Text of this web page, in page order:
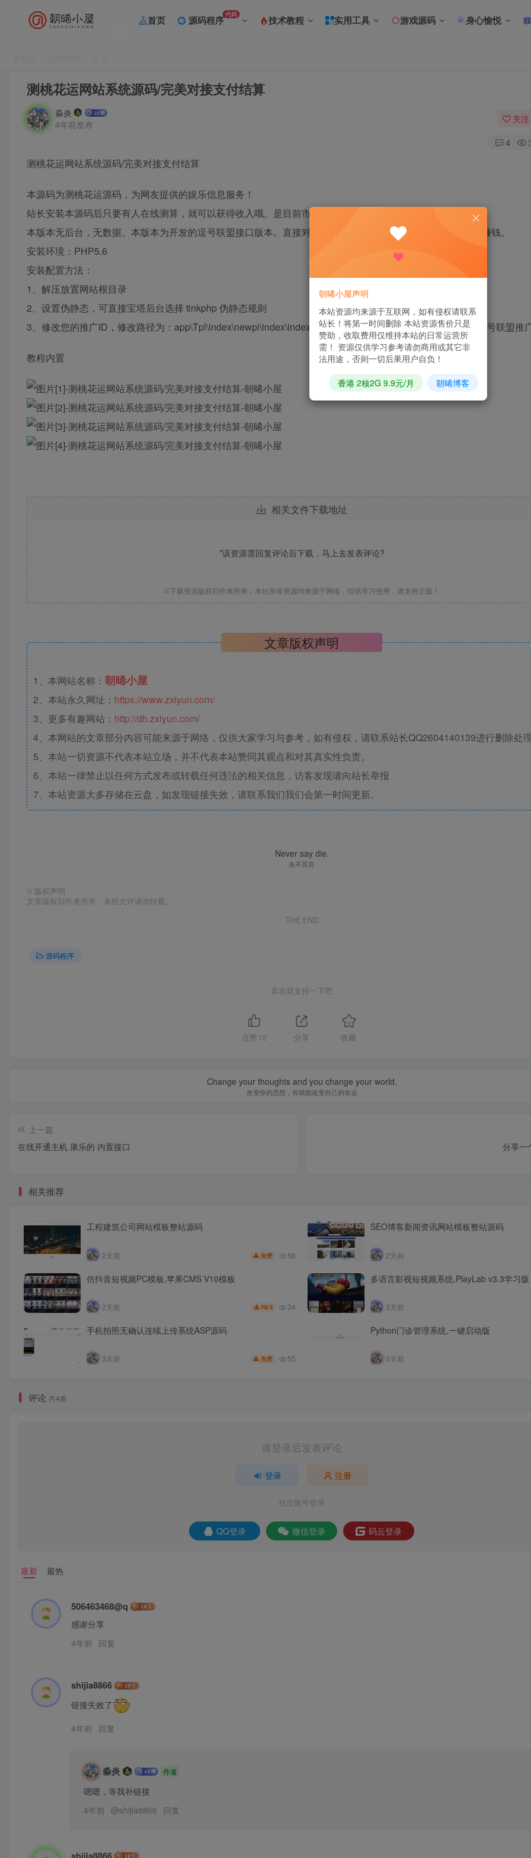
首页 源码程序代码 技术教程 实用工具 游戏源码 身心愉悦
测桃花运网站系统源码/完美对接支付结算
淼炎
4年前发布
关注
4
测桃花运网站系统源码/完美对接支付结算
本源码为测桃花运源码，为网友提供的娱乐信息服务！
站长安装本源码后只要有人在线测算，就可以获得收入哦。是目前市面上最火的变现利器。
本版本无后台，无数据。本版本为开发的逗号联盟接口版本。直接对接逗号联盟，修改ID就可以直接运营收费赚钱。
安装环境：PHP5.6
安装配置方法：
1、解压放置网站根目录
2、设置伪静态，可直接宝塔后台选择 tinkphp 伪静态规则
3、修改您的推广ID，修改路径为：app\Tpl\index\newpi\index\index.html 将value=”27″中的ID：27 改为您的逗号联盟推
教程内置
相关文件下载地址
*该资源需回复评论后下载，马上去发表评论?
©下载资源版权归作者所有；本站所有资源均来源于网络，仅供学习使用，请支持正版！
文章版权声明
1、本网站名称： 朝晞小屋
2、本站永久网址： https://www.zxiyun.com/
3、更多有趣网站： http://dh.zxiyun.com/
4、本网站的文章部分内容可能来源于网络，仅供大家学习与参考，如有侵权，请联系站长QQ2604140139进行删除处
5、本站一切资源不代表本站立场，并不代表本站赞同其观点和对其真实性负责。
6、本站一律禁止以任何方式发布或转载任何违法的相关信息，访客发现请向站长举报
7、本站资源大多存储在云盘，如发现链接失效，请联系我们我们会第一时间更新。
Never say die.
永不言弃
© 版权声明
文章版权归作者所有，未经允许请勿转载。
THE END
源码程序
喜欢就支持一下吧
点赞 12 分享 收藏
Change your thoughts and you change your world.
改变你的思想，你就能改变自己的命运
上一篇
在线开通主机 康乐的 内置接口
分享一
相关推荐
工程建筑公司网站模板整站源码
2天前 免费 58
SEO博客新闻资讯网站模板整站源码
2天前
仿抖音短视频PC模板,苹果CMS V10模板
2天前 R9.9 34
多语言影视短视频系统,PlayLab v3.3学习版
3天前
手机拍照无确认连续上传系统ASP源码
3天前 免费 55
Python门诊管理系统,一键启动版
3天前
评论 共4条
请登录后发表评论
登录 注册
社交账号登录
QQ登录 微信登录 码云登录
最新 最热
506463468@q
感谢分享
4年前 回复
shijia8866
链接失效了
4年前 回复
淼炎 作者
嗯嗯，等我补链接
4年前 @shijia8866 回复
朝晞小屋声明
本站资源均来源于互联网，如有侵权请联系
站长！将第一时间删除 本站资源售价只是
赞助，收取费用仅维持本站的日常运营所
需！ 资源仅供学习参考请勿商用或其它非
法用途，否则一切后果用户自负！
香港 2核2G 9.9元/月 朝晞博客